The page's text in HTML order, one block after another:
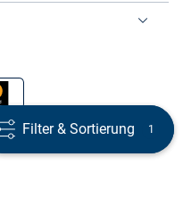
Filter & Sortierung 1
Filter & Sortierung 1